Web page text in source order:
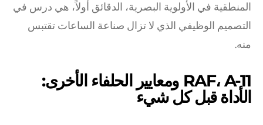
المنطقية في الأولوية البصرية، الدقائق أولاً، هي درس في
التصميم الوظيفي الذي لا تزال صناعة الساعات تقتبس
منه.
RAF، A-11 ومعايير الحلفاء الأخرى:
الأداة قبل كل شيء